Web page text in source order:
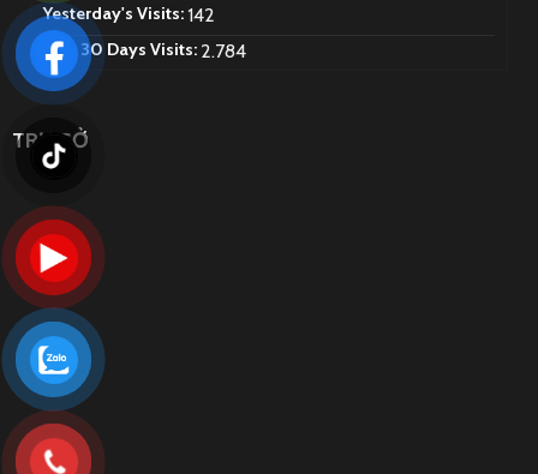
Yesterday's Visits:142
Last 30 Days Visits: 2.784
TRỤ SỞ